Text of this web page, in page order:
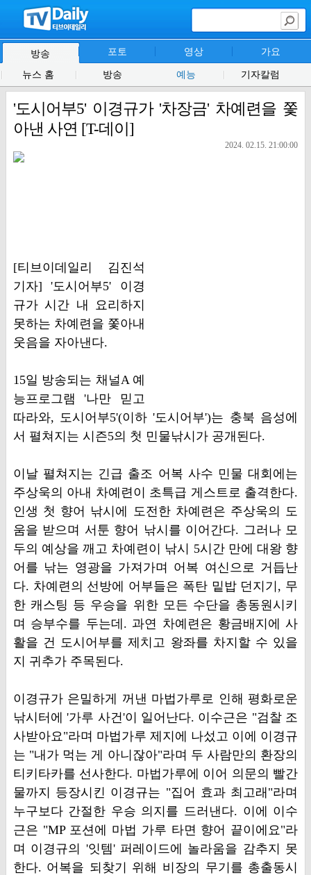
방송 포토 영상 가요
뉴스 홈 방송 예능 기자칼럼
'도시어부5' 이경규가 '차장금' 차예련을 쫓
아낸 사연 [T-데이]
2024. 02.15. 21:00:00
[티브이데일리 김진석
기자] '도시어부5' 이경
규가 시간 내 요리하지
못하는 차예련을 쫓아내
웃음을 자아낸다.
15일 방송되는 채널A 예
능프로그램 '나만 믿고
따라와, 도시어부5'(이하 '도시어부')는 충북 음성에
서 펼쳐지는 시즌5의 첫 민물낚시가 공개된다.
이날 펼쳐지는 긴급 출조 어복 사수 민물 대회에는
주상욱의 아내 차예련이 초특급 게스트로 출격한다.
인생 첫 향어 낚시에 도전한 차예련은 주상욱의 도
움을 받으며 서툰 향어 낚시를 이어간다. 그러나 모
두의 예상을 깨고 차예련이 낚시 5시간 만에 대왕 향
어를 낚는 영광을 가져가며 어복 여신으로 거듭난
다. 차예련의 선방에 어부들은 폭탄 밑밥 던지기, 무
한 캐스팅 등 우승을 위한 모든 수단을 총동원시키
며 승부수를 두는데. 과연 차예련은 황금배지에 사
활을 건 도시어부를 제치고 왕좌를 차지할 수 있을
지 귀추가 주목된다.
이경규가 은밀하게 꺼낸 마법가루로 인해 평화로운
낚시터에 '가루 사건'이 일어난다. 이수근은 "검찰 조
사받아요"라며 마법가루 제지에 나섰고 이에 이경규
는 "내가 먹는 게 아니잖아"라며 두 사람만의 환장의
티키타카를 선사한다. 마법가루에 이어 의문의 빨간
물까지 등장시킨 이경규는 "집어 효과 최고래"라며
누구보다 간절한 우승 의지를 드러낸다. 이에 이수
근은 "MP 포션에 마법 가루 타면 향어 끝이에요"라
며 이경규의 '잇템' 퍼레이드에 놀라움을 감추지 못
한다. 어복을 되찾기 위해 비장의 무기를 총출동시